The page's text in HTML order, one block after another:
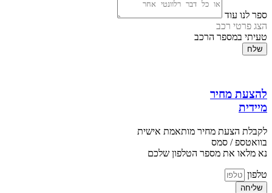
ספר לנו עוד
הצג פרטי רכב
טעיתי במספר הרכב
שלח
להצעת מחיר
מיידית
לקבלת הצעת מחיר מותאמת אישית
בוואטספ / סמס
נא מלאו את מספר הטלפון שלכם
טלפון
שליחה